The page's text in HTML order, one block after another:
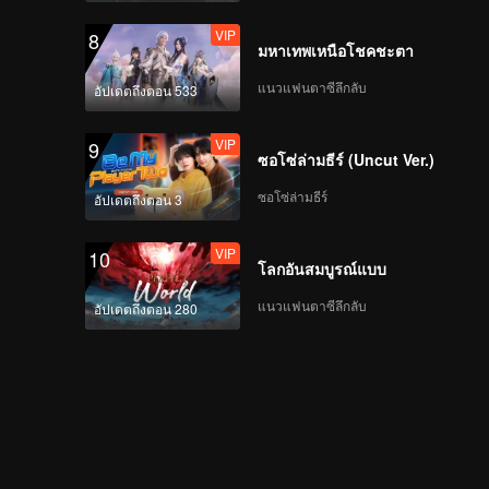
8
อัปเดตถึงตอน 533
VIP
มหาเทพเหนือโชคชะตา
แนวแฟนตาซีลึกลับ
9
อัปเดตถึงตอน 3
VIP
ซอโซ่ล่ามธีร์ (Uncut Ver.)
ซอโซ่ล่ามธีร์
10
อัปเดตถึงตอน 280
VIP
โลกอันสมบูรณ์แบบ
แนวแฟนตาซีลึกลับ